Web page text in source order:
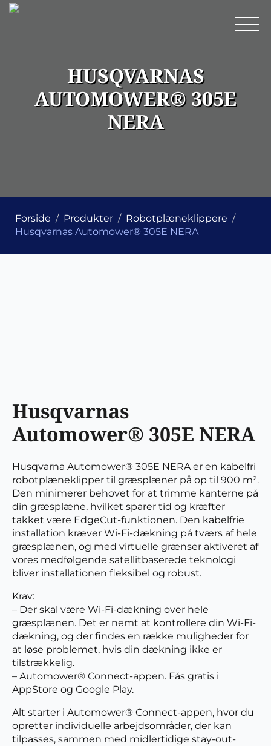
HUSQVARNAS
AUTOMOWER® 305E
NERA
Forside Produkter
Robotplæneklippere
Husqvarnas Automower® 305E NERA
Husqvarnas
Automower® 305E NERA
Husqvarna Automower® 305E NERA er en kabelfri
robotplæneklipper til græsplæner på op til 900 m².
Den minimerer behovet for at trimme ​kanterne på
din græsplæne, hvilket sparer tid og kræfter
takket være EdgeCut-funktionen. Den kabelfrie
installation kræver Wi-Fi-dækning på tværs af hele
græsplænen, og med virtuelle grænser aktiveret af
vores medfølgende satellitbaserede teknologi
bliver installationen fleksibel og robust.
Krav:
– Der skal være Wi-Fi-dækning over hele
græsplænen. Det er nemt at kontrollere din Wi-Fi-
dækning, og der findes en række muligheder for
at løse problemet, hvis din dækning ikke er
tilstrækkelig.
– Automower® Connect-appen. Fås gratis i
AppStore og Google Play.
Alt starter i Automower® Connect-appen, hvor du
opretter individuelle arbejdsområder, der kan
tilpasses, sammen med midlertidige stay-out-